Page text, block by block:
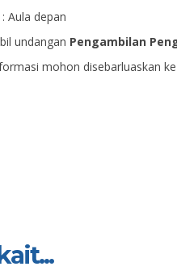
depan
undangan Pengambilan
mohon disebarluaskan